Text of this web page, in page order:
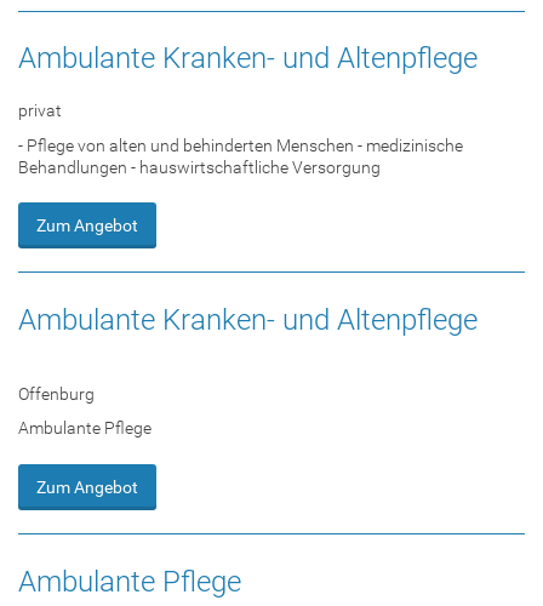
Ambulante Kranken- und Altenpflege
privat
- Pflege von alten und behinderten Menschen - medizinische
Behandlungen - hauswirtschaftliche Versorgung
Zum Angebot
Ambulante Kranken- und Altenpflege
Offenburg
Ambulante Pflege
Zum Angebot
Ambulante Pflege